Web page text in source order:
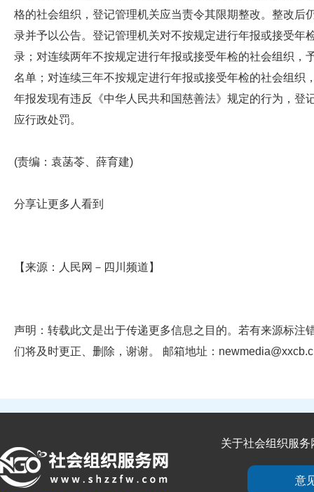
格的社会组织，登记管理机关应当责令其限期整改。整改
录并予以公告。登记管理机关对不按规定进行年报或接受
录；对连续两年不按规定进行年报或接受年检的社会组织
名单；对连续三年不按规定进行年报或接受年检的社会组
年报发现有违反《中华人民共和国慈善法》规定的行为，
应行政处罚。
(责编：袁菡苓、薛育建)
分享让更多人看到
【来源：人民网－四川频道】
声明：转载此文是出于传递更多信息之目的。若有来源标
们将及时更正、删除，谢谢。 邮箱地址：
关于社会组织服务
意